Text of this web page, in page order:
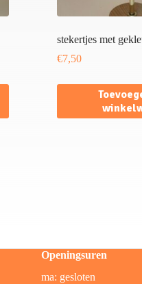
stekertjes met
€7,50
Openingsuren
ma: gesloten